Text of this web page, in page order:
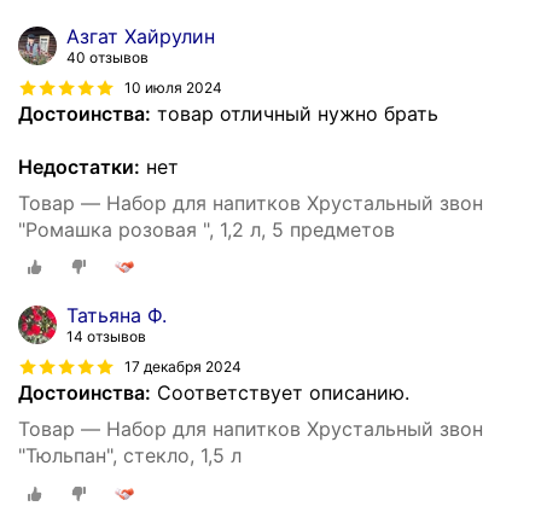
Азгат Хайрулин
40 отзывов
10 июля 2024
Достоинства: товар отличный нужно брать
Недостатки: нет
Товар — Набор для напитков Хрустальный звон
"Ромашка розовая ", 1,2 л, 5 предметов
Татьяна Ф.
14 отзывов
17 декабря 2024
Достоинства: Соответствует описанию.
Товар — Набор для напитков Хрустальный звон
"Тюльпан", стекло, 1,5 л